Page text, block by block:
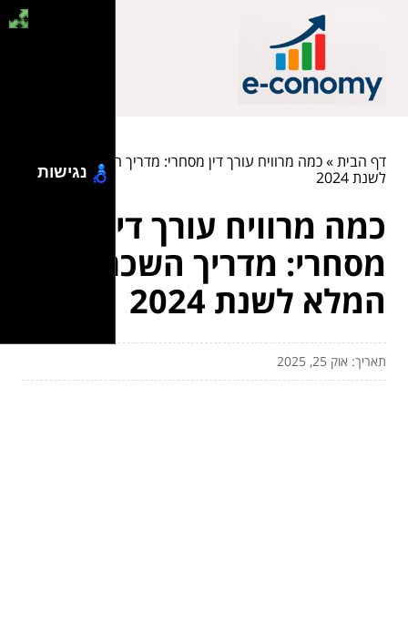
דף הבית»כמה מרוויח עורך דין מסחרי: מדריך השכר המלא
לשנת 2024
כמה מרוויח עורך דין
מסחרי: מדריך השכר
המלא לשנת 2024
תאריך: אוק 25, 2025
נגישות